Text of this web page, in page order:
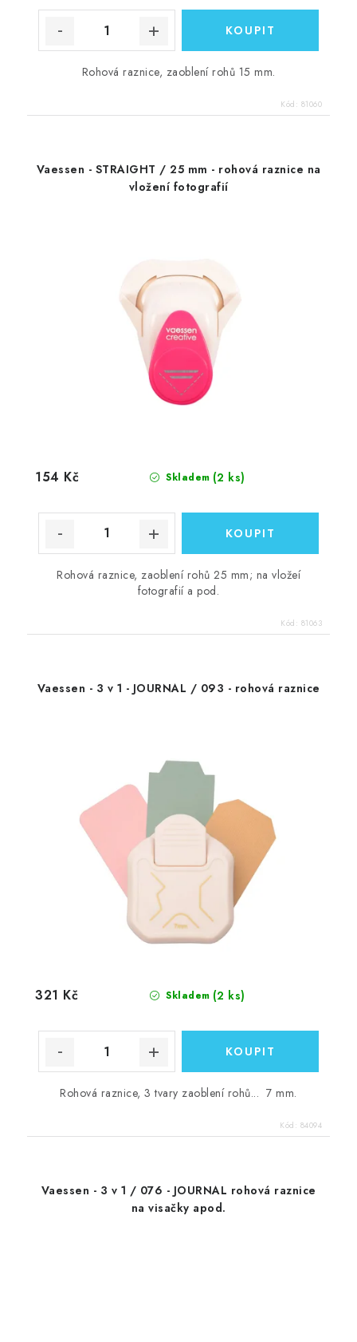
Rohová raznice, zaoblení rohů 15 mm.
Kód: 81060
Vaessen - STRAIGHT / 25 mm - rohová raznice na
vložení fotografií
Skladem (2 ks)
154 Kč
Rohová raznice, zaoblení rohů 25 mm; na vložeí
fotografií a pod.
Kód: 81063
Vaessen - 3 v 1 - JOURNAL / 093 - rohová raznice
Skladem (2 ks)
321 Kč
Rohová raznice, 3 tvary zaoblení rohů... 7 mm.
Kód: 84094
Vaessen - 3 v 1 / 076 - JOURNAL rohová raznice
na visačky apod.